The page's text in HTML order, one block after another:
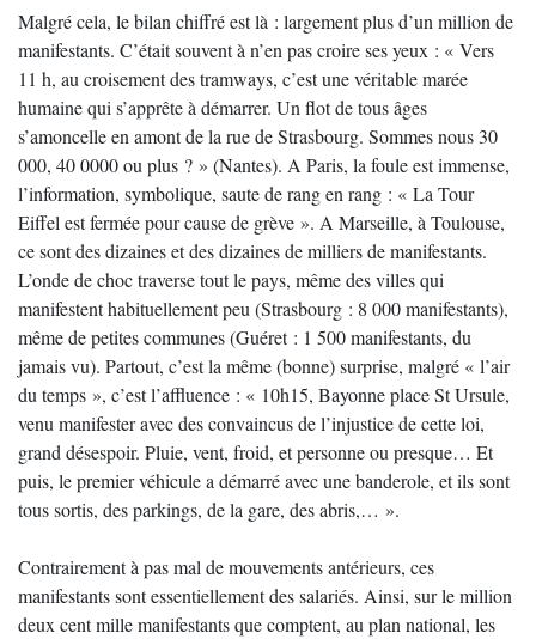
Malgré cela, le bilan chiffré est là : largement plus d’un million de
manifestants. C’était souvent à n’en pas croire ses yeux : « Vers
11 h, au croisement des tramways, c’est une véritable marée
humaine qui s’apprête à démarrer. Un flot de tous âges
s’amoncelle en amont de la rue de Strasbourg. Sommes nous 30
000, 40 0000 ou plus ? » (Nantes). A Paris, la foule est immense,
l’information, symbolique, saute de rang en rang : « La Tour
Eiffel est fermée pour cause de grève ». A Marseille, à Toulouse,
ce sont des dizaines et des dizaines de milliers de manifestants.
L’onde de choc traverse tout le pays, même des villes qui
manifestent habituellement peu (Strasbourg : 8 000 manifestants),
même de petites communes (Guéret : 1 500 manifestants, du
jamais vu). Partout, c’est la même (bonne) surprise, malgré « l’air
du temps », c’est l’affluence : « 10h15, Bayonne place St Ursule,
venu manifester avec des convaincus de l’injustice de cette loi,
grand désespoir. Pluie, vent, froid, et personne ou presque… Et
puis, le premier véhicule a démarré avec une banderole, et ils sont
tous sortis, des parkings, de la gare, des abris,… ».
Contrairement à pas mal de mouvements antérieurs, ces
manifestants sont essentiellement des salariés. Ainsi, sur le million
deux cent mille manifestants que comptent, au plan national, les